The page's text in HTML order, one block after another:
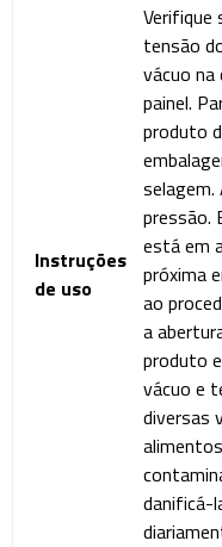
Instruções
de uso
Verifique
tensão
vácuo na
painel.
produto
selagem.
pressão.
está em
próxima
ao
a
produto
vácuo e
diversas
danificá-